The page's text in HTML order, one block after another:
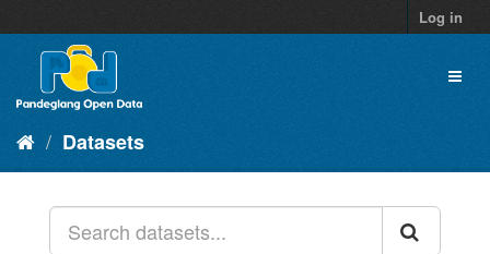
to
content
Log in
Datasets